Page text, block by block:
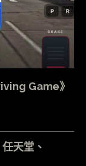
Game》
天堂、